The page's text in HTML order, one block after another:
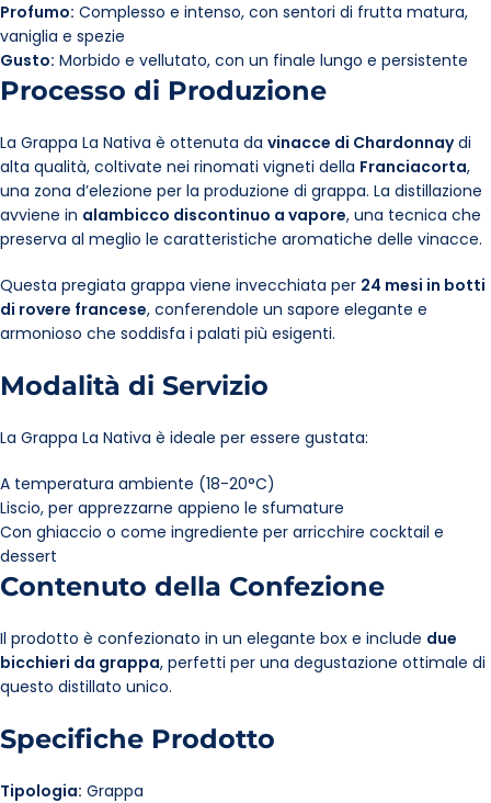
Profumo: Complesso e intenso, con sentori di frutta matura,
vaniglia e spezie
Gusto: Morbido e vellutato, con un finale lungo e persistente
Processo di Produzione
La Grappa La Nativa è ottenuta da vinacce di Chardonnaydi
alta qualità, coltivate nei rinomati vigneti della Franciacorta,
una zona d’elezione per la produzione di grappa. La distillazione
avviene in alambicco discontinuo a vapore, una tecnica che
preserva al meglio le caratteristiche aromatiche delle vinacce.
Questa pregiata grappa viene invecchiata per 24 mesi in botti
di rovere francese, conferendole un sapore elegante e
armonioso che soddisfa i palati più esigenti.
Modalità di Servizio
La Grappa La Nativa è ideale per essere gustata:
A temperatura ambiente (18-20°C)
Liscio, per apprezzarne appieno le sfumature
Con ghiaccio o come ingrediente per arricchire cocktail e
dessert
Contenuto della Confezione
Il prodotto è confezionato in un elegante box e include due
bicchieri da grappa, perfetti per una degustazione ottimale di
questo distillato unico.
Specifiche Prodotto
Tipologia: Grappa